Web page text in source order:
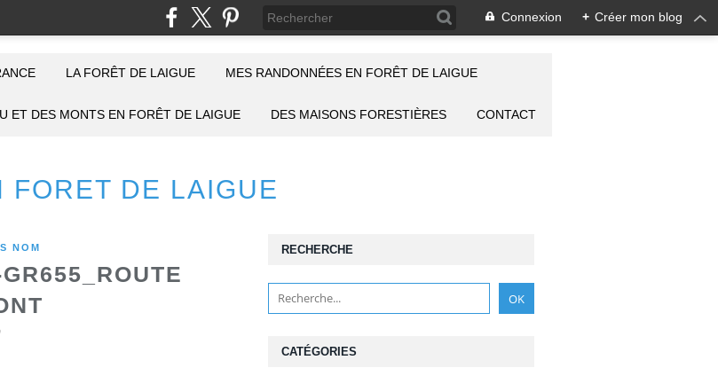
Connexion + Créer mon blog
FORET DE LAIGUE
LA FORÊT DE LAIGUE MES RANDONNÉES EN FORÊT DE LAIGUE
ET DES MONTS EN FORÊT DE LAIGUE DES MAISONS FORESTIÈRES CONTACT
NOM RECHERCHE
CATÉGORIES